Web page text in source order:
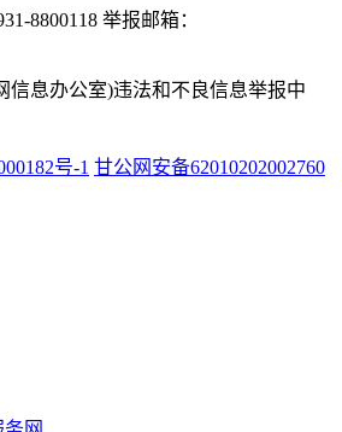
8800118 举报邮箱：
信息办公室)违法和不良信息举报中
号-1 甘公网安备62010202002760